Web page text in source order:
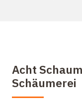
Acht
Schäumerei